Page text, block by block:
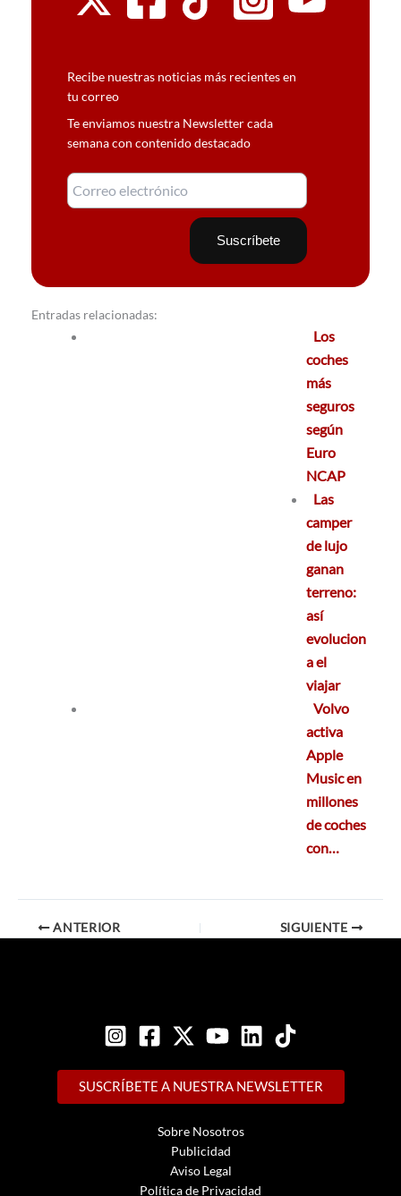
Recibe nuestras noticias más recientes en
tu correo
Te enviamos nuestra Newsletter cada
semana con contenido destacado
Entradas relacionadas:
Los
coches
más
seguros
según
Euro
NCAP
Las
camper
de lujo
ganan
terreno:
así
evolucion
a el
viajar
Volvo
activa
Apple
Music en
millones
de coches
con…
ANTERIOR SIGUIENTE
SUSCRÍBETE A NUESTRA NEWSLETTER
Sobre Nosotros
Publicidad
Aviso Legal
Política de Privacidad